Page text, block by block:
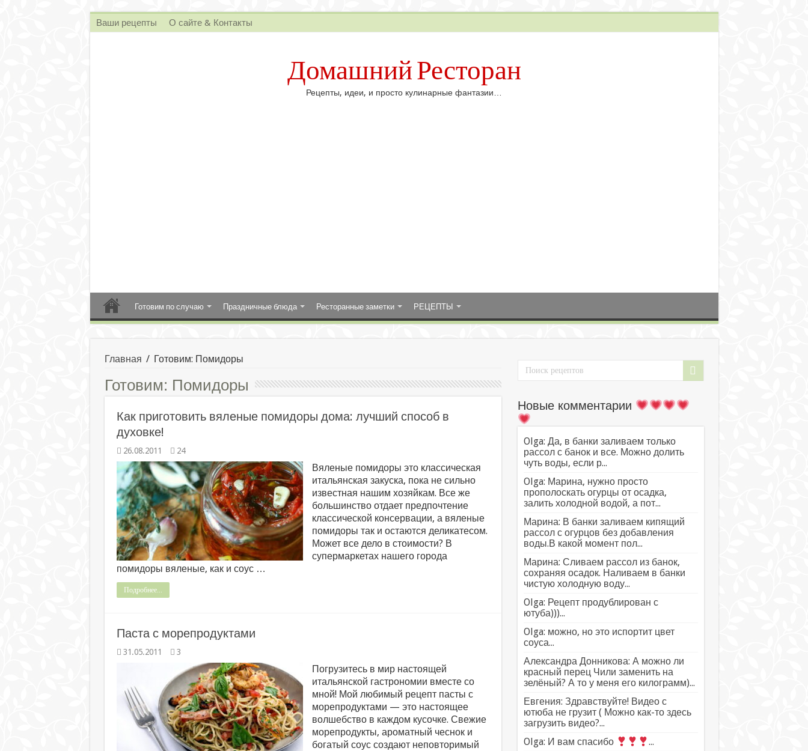
Ваши рецепты О сайте & Контакты
Домашний Ресторан
Рецепты, идеи, и просто кулинарные фантазии…
Готовим по случаю Праздничные блюда Ресторанные заметки РЕЦЕПТЫ
Главная / Готовим: Помидоры
Готовим: Помидоры
Как приготовить вяленые помидоры дома: лучший способ в
духовке!
26.08.2011 24
Вяленые помидоры это классическая
итальянская закуска, пока не сильно
известная нашим хозяйкам. Все же
большинство отдает предпочтение
классической консервации, а вяленые
помидоры так и остаются деликатесом.
Может все дело в стоимости? В
супермаркетах нашего города
помидоры вяленые, как и соус …
Подробнее...
Паста с морепродуктами
31.05.2011 3
Погрузитесь в мир настоящей
итальянской гастрономии вместе со
мной! Мой любимый рецепт пасты с
морепродуктами — это настоящее
волшебство в каждом кусочке. Свежие
морепродукты, ароматный чеснок и
богатый соус создают неповторимый
Новые комментарии
Olga: Да, в банки заливаем только
рассол с банок и все. Можно долить
чуть воды, если р...
Olga: Марина, нужно просто
прополоскать огурцы от осадка,
залить холодной водой, а пот...
Марина: В банки заливаем кипящий
рассол с огурцов без добавления
воды.В какой момент пол...
Марина: Сливаем рассол из банок,
сохраняя осадок. Наливаем в банки
чистую холодную воду...
Olga: Рецепт продублирован с
ютуба)))...
Olga: можно, но это испортит цвет
соуса...
Александра Донникова: А можно ли
красный перец Чили заменить на
зелёный? А то у меня его килограмм)...
Евгения: Здравствуйте! Видео с
ютюба не грузит ( Можно как-то здесь
загрузить видео?...
Olga: И вам спасибо
...